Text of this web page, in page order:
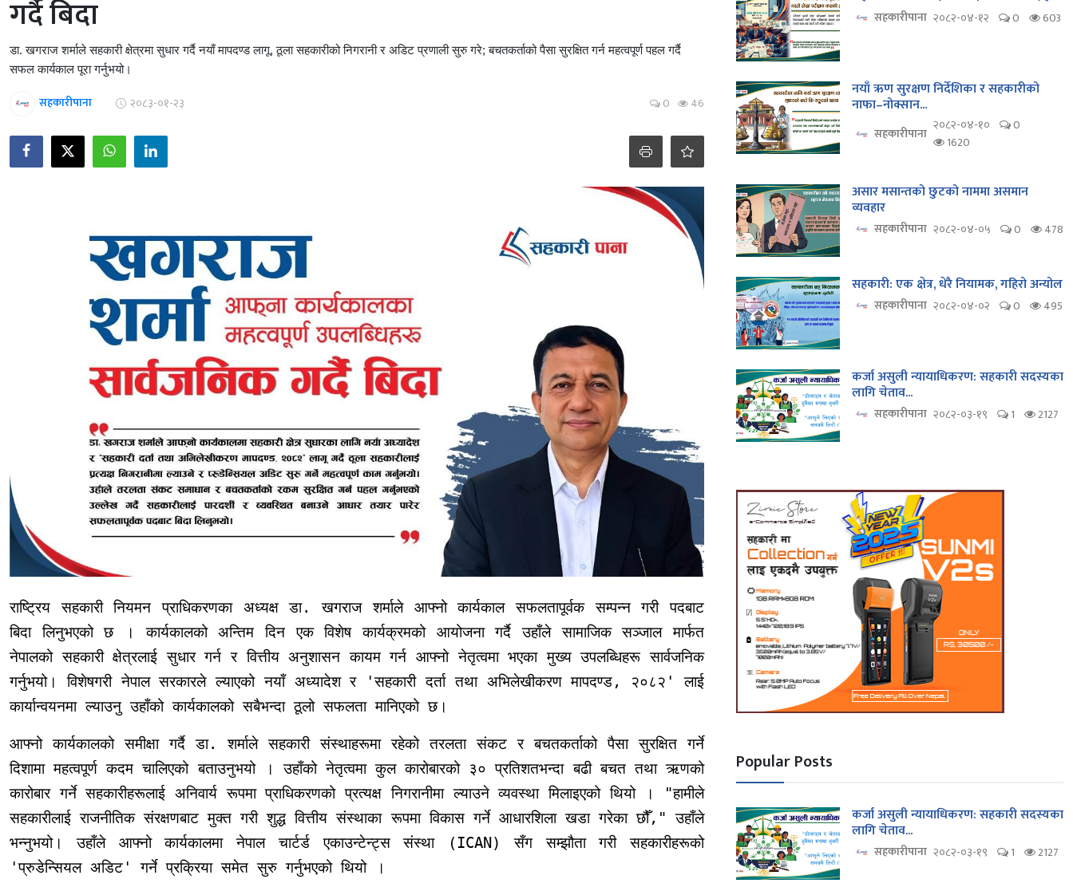
गर्दै बिदा
डा. खगराज शर्माले सहकारी क्षेत्रमा सुधार गर्दै नयाँ मापदण्ड लागू, ठूला सहकारीको निगरानी र अडिट प्रणाली सुरु गरे; बचतकर्ताको पैसा सुरक्षित गर्न महत्वपूर्ण पहल गर्दै
सफल कार्यकाल पूरा गर्नुभयो।
सहकारीपाना २०८३-०१-२३ 0 46
राष्ट्रिय सहकारी नियमन प्राधिकरणका अध्यक्ष डा. खगराज शर्माले आफ्नो कार्यकाल सफलतापूर्वक सम्पन्न गरी पदबाट
बिदा लिनुभएको छ । कार्यकालको अन्तिम दिन एक विशेष कार्यक्रमको आयोजना गर्दै उहाँले सामाजिक सञ्जाल मार्फत
नेपालको सहकारी क्षेत्रलाई सुधार गर्न र वित्तीय अनुशासन कायम गर्न आफ्नो नेतृत्वमा भएका मुख्य उपलब्धिहरू सार्वजनिक
गर्नुभयो। विशेषगरी नेपाल सरकारले ल्याएको नयाँ अध्यादेश र 'सहकारी दर्ता तथा अभिलेखीकरण मापदण्ड, २०८२' लाई
कार्यान्वयनमा ल्याउनु उहाँको कार्यकालको सबैभन्दा ठूलो सफलता मानिएको छ।
आफ्नो कार्यकालको समीक्षा गर्दै डा. शर्माले सहकारी संस्थाहरूमा रहेको तरलता संकट र बचतकर्ताको पैसा सुरक्षित गर्ने
दिशामा महत्वपूर्ण कदम चालिएको बताउनुभयो । उहाँको नेतृत्वमा कुल कारोबारको ३० प्रतिशतभन्दा बढी बचत तथा ऋणको
कारोबार गर्ने सहकारीहरूलाई अनिवार्य रूपमा प्राधिकरणको प्रत्यक्ष निगरानीमा ल्याउने व्यवस्था मिलाइएको थियो । "हामीले
सहकारीलाई राजनीतिक संरक्षणबाट मुक्त गरी शुद्ध वित्तीय संस्थाका रूपमा विकास गर्ने आधारशिला खडा गरेका छौँ," उहाँले
भन्नुभयो। उहाँले आफ्नो कार्यकालमा नेपाल चार्टर्ड एकाउन्टेन्ट्स संस्था (ICAN) सँग सम्झौता गरी सहकारीहरूको
'प्रुडेन्सियल अडिट' गर्ने प्रक्रिया समेत सुरु गर्नुभएको थियो ।
सहकारीपाना २०८२-०४-१२ 0 603
नयाँ ऋण सुरक्षण निर्देशिका र सहकारीको
नाफा–नोक्सान...
सहकारीपाना २०८२-०४-१०
0
1620
असार मसान्तको छुटको नाममा असमान
व्यवहार
सहकारीपाना २०८२-०४-०५ 0 478
सहकारी: एक क्षेत्र, धेरै नियामक, गहिरो अन्योल
सहकारीपाना २०८२-०४-०२ 0 495
कर्जा असुली न्यायाधिकरण: सहकारी सदस्यका
लागि चेताव...
सहकारीपाना २०८२-०३-१९ 1 2127
Popular Posts
कर्जा असुली न्यायाधिकरण: सहकारी सदस्यका
लागि चेताव...
सहकारीपाना २०८२-०३-१९ 1 2127